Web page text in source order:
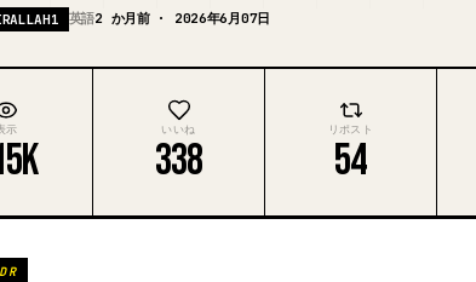
英語2 か月前 · 2026年6月07日
示 いいね
338
リポスト
54